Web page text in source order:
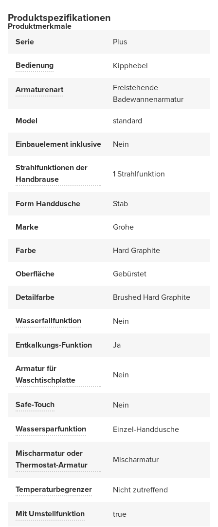
Produktspezifikationen
Produktmerkmale
Serie
Plus
Bedienung Kipphebel
Armaturenart
Freistehende
Badewannenarmatur
Model
standard
Einbauelement inklusive Nein
Strahlfunktionen der
Handbrause
1 Strahlfunktion
Form Handdusche Stab
Marke Grohe
Farbe Hard Graphite
Oberfläche Gebürstet
Detailfarbe Brushed Hard Graphite
Wasserfallfunktion Nein
Entkalkungs-Funktion Ja
Armatur für
Waschtischplatte
Nein
Safe-Touch Nein
Wassersparfunktion Einzel-Handdusche
Mischarmatur oder
Thermostat-Armatur
Mischarmatur
Temperaturbegrenzer Nicht zutreffend
Mit Umstellfunktion true